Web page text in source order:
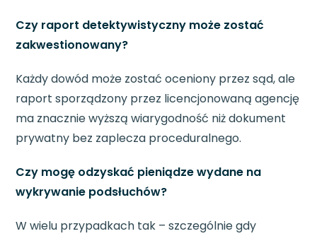
Czy raport detektywistyczny może zostać
zakwestionowany?
Każdy dowód może zostać oceniony przez sąd, ale
raport sporządzony przez licencjonowaną agencję
ma znacznie wyższą wiarygodność niż dokument
prywatny bez zaplecza proceduralnego.
Czy mogę odzyskać pieniądze wydane na
wykrywanie podsłuchów?
W wielu przypadkach tak – szczególnie gdy